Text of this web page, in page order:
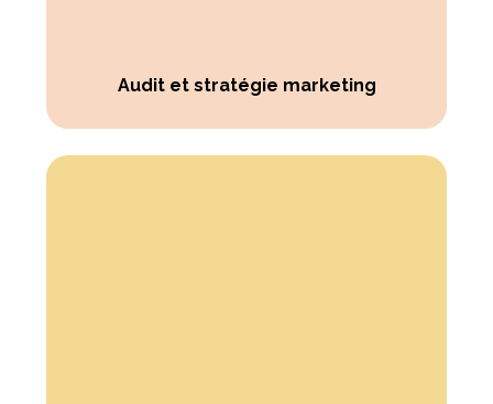
Audit et stratégie marketing